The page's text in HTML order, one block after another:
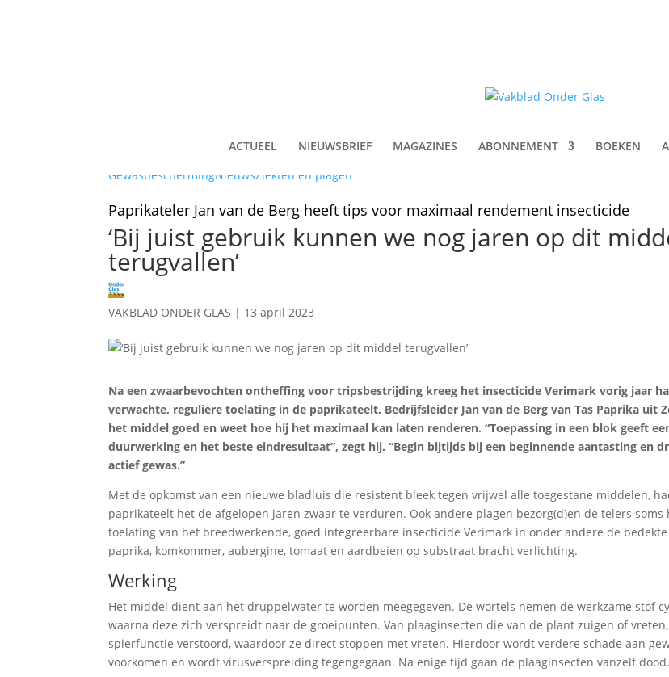
ACTUEEL NIEUWSBRIEF MAGAZINES ABONNEMENT BOEKEN
GewasbeschermingNieuwsZiekten en plagen
Paprikateler Jan van de Berg heeft tips voor maximaal rendement insecticide
‘Bij juist gebruik kunnen we nog jaren op dit
terugvallen’
VAKBLAD ONDER GLAS | 13 april 2023
Na een zwaarbevochten ontheffing voor tripsbestrijding kreeg het insecticide Verimark vorig jaar
verwachte, reguliere toelating in de paprikateelt. Bedrijfsleider Jan van de Berg van Tas Paprika uit
het middel goed en weet hoe hij het maximaal kan laten renderen. “Toepassing in een blok geeft
duurwerking en het beste eindresultaat”, zegt hij. “Begin bijtijds bij een beginnende aantasting en
actief gewas.”
Met de opkomst van een nieuwe bladluis die resistent bleek tegen vrijwel alle toegestane middelen,
paprikateelt het de afgelopen jaren zwaar te verduren. Ook andere plagen bezorg(d)en de telers soms
toelating van het breedwerkende, goed integreerbare insecticide Verimark in onder andere de
paprika, komkommer, aubergine, tomaat en aardbeien op substraat bracht verlichting.
Werking
Het middel dient aan het druppelwater te worden meegegeven. De wortels nemen de werkzame stof
waarna deze zich verspreidt naar de groeipunten. Van plaaginsecten die van de plant zuigen of
spierfunctie verstoord, waardoor ze direct stoppen met vreten. Hierdoor wordt verdere schade aan
voorkomen en wordt virusverspreiding tegengegaan. Na enige tijd gaan de plaaginsecten vanzelf dood.